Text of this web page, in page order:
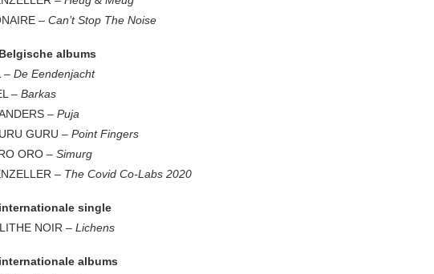
– Can’t Stop The Noise
albums
– De Eendenjacht
– Barkas
– Puja
GURU – Point Fingers
ORO – Simurg
– The Covid Co-Labs 2020
single
NOIR – Lichens
albums